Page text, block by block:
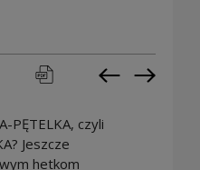
print pobierz Previous
Next
PĘTELKA, czyli
Jeszcze
hetkom